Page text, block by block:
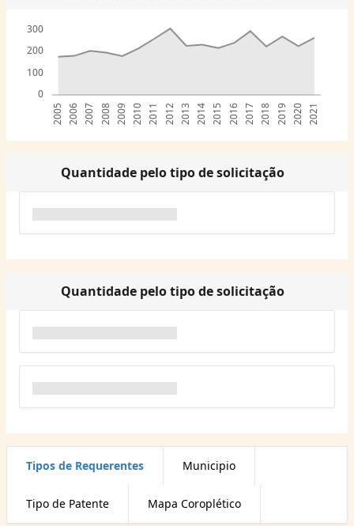
0
100
200
300
2005 2006 2007 2008 2009 2010 2011 2012 2013 2014 2015 2016 2017 2018 2019 2020 2021
Quantidade pelo tipo de solicitação
Quantidade pelo tipo de solicitação
Tipos de Requerentes Municipio
Tipo de Patente Mapa Coroplético